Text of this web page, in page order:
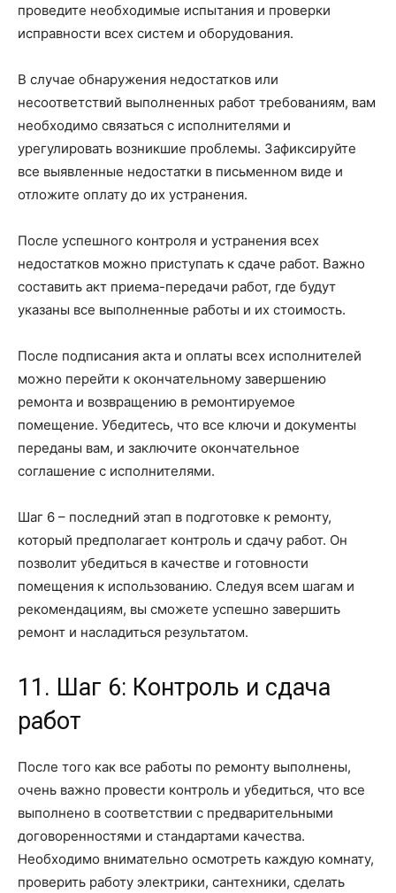
проведите необходимые испытания и проверки
исправности всех систем и оборудования.
В случае обнаружения недостатков или
несоответствий выполненных работ требованиям, вам
необходимо связаться с исполнителями и
урегулировать возникшие проблемы. Зафиксируйте
все выявленные недостатки в письменном виде и
отложите оплату до их устранения.
После успешного контроля и устранения всех
недостатков можно приступать к сдаче работ. Важно
составить акт приема-передачи работ, где будут
указаны все выполненные работы и их стоимость.
После подписания акта и оплаты всех исполнителей
можно перейти к окончательному завершению
ремонта и возвращению в ремонтируемое
помещение. Убедитесь, что все ключи и документы
переданы вам, и заключите окончательное
соглашение с исполнителями.
Шаг 6 – последний этап в подготовке к ремонту,
который предполагает контроль и сдачу работ. Он
позволит убедиться в качестве и готовности
помещения к использованию. Следуя всем шагам и
рекомендациям, вы сможете успешно завершить
ремонт и насладиться результатом.
11. Шаг 6: Контроль и сдача
работ
После того как все работы по ремонту выполнены,
очень важно провести контроль и убедиться, что все
выполнено в соответствии с предварительными
договоренностями и стандартами качества.
Необходимо внимательно осмотреть каждую комнату,
проверить работу электрики, сантехники, сделать